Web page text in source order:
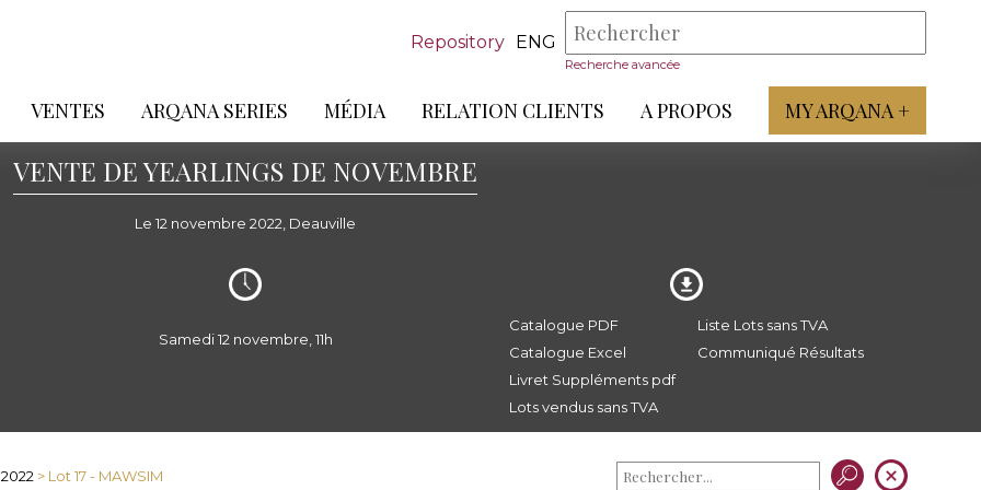
Repository ENG
Recherche avancée
VENTES ARQANA SERIES MÉDIA RELATION CLIENTS A PROPOS MY ARQANA +
VENTE DE YEARLINGS DE NOVEMBRE
Le 12 novembre 2022, Deauville
Samedi 12 novembre, 11h
Catalogue PDF
Catalogue Excel
Livret Suppléments pdf
Lots vendus sans TVA
Liste Lots sans TVA
Communiqué Résultats
> Lot 17 - MAWSIM